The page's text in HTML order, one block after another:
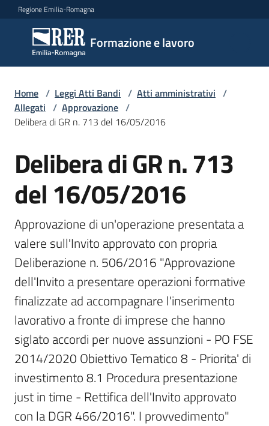
Vai al contenuto
Vai alla navigazione
Vai al footer
Regione Emilia-Romagna
Formazione e lavoro
Formazione
e lavoro
Argomenti
Novità
Servizi
Leggi
Atti
Bandi
Piani
Programmi
Progetti
Home / Leggi Atti Bandi / Atti amministrativi /
Allegati / Approvazione /
Delibera di GR n. 713 del 16/05/2016
Delibera di GR n. 713
del 16/05/2016
Approvazione di un'operazione presentata a
valere sull'Invito approvato con propria
Deliberazione n. 506/2016 "Approvazione
dell'Invito a presentare operazioni formative
finalizzate ad accompagnare l'inserimento
lavorativo a fronte di imprese che hanno
siglato accordi per nuove assunzioni - PO FSE
2014/2020 Obiettivo Tematico 8 - Priorita' di
investimento 8.1 Procedura presentazione
just in time - Rettifica dell'Invito approvato
con la DGR 466/2016". I provvedimento"